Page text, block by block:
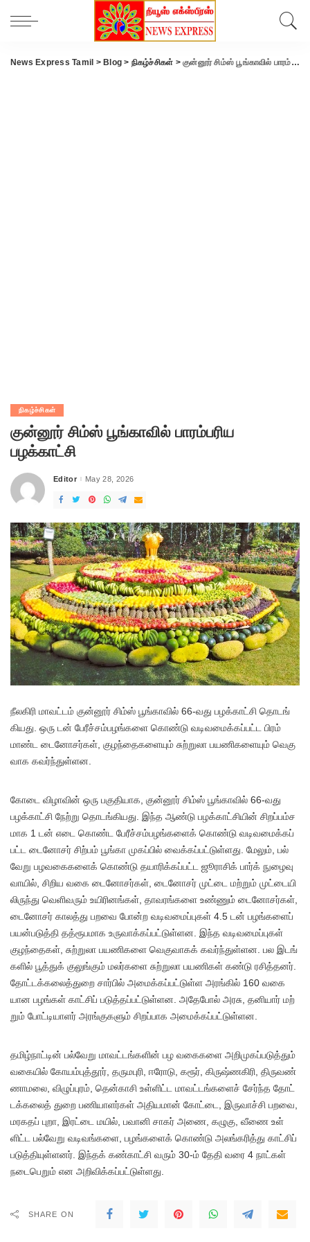
News Express Tamil > Blog > நிகழ்ச்சிகள் >குன்னூர் சிம்ஸ் பூங்காவில் பாரம்பரிய பழக்காட்சி
நிகழ்ச்சிகள்
குன்னூர் சிம்ஸ் பூங்காவில் பாரம்பரிய
பழக்காட்சி
Posted
Editor May 28, 2026
நீல​கிரி மாவட்​டம் குன்​னூர் சிம்ஸ் பூங்​கா​வில் 66-வது பழக்​​காட்சி தொடங்​
கியது. ஒரு டன் பேரீச்​சம்​பழங்​களை கொண்டு வடிவ​மைக்​கப்​பட்ட பிரம்​
மாண்ட டைனோசர்​கள், குழந்தைகளை​யும் சுற்​றுலா பயணி​களை​யும் வெகு​
வாக கவர்ந்துள்​ளன.
கோடை விழா​வின் ஒரு பகு​தி​யாக, குன்​னூர் சிம்ஸ் பூங்​கா​வில் 66-வது
பழக்​காட்சி நேற்று தொடங்​கியது. இந்த ஆண்டு பழக்​காட்​சி​யின் சிறப்​பம்​ச​
மாக 1 டன் எடை​ கொண்ட பேரீச்​சம்​பழங்​களைக் கொண்டு வடிவ​மைக்​கப்​
பட்ட டைனோசர் சிற்பம் பூங்கா முகப்​பில் வைக்​கப்​பட்​டுள்​ளது. மேலும், பல்​
வேறு பழவகைகளைக் கொண்டு தயாரிக்​கப்​பட்ட ஜூராசிக் பார்க் நுழைவு​
வா​யில், சிறிய வகை டைனோசர்​கள், டைனோசர் முட்டை மற்​றும் முட்​டையி​
லிருந்து வெளிவரும் உயிரினங்​கள், தாவரங்​களை உண்​ணும் டைனோசர்​கள்,
டைனோசர் காலத்து பறவை போன்ற வடிவ​மைப்​பு​கள் 4.5 டன் பழங்​களைப்
பயன்​படுத்தி தத்ரூபமாக உரு​வாக்​கப்​பட்​டுள்​ளன. இந்த வடிவ​மைப்​பு​கள்
குழந்​தைகள், சுற்​றுலா பயணி​களை வெகு​வாகக் கவர்ந்​துள்​ளன. பல இடங்​
களில் பூத்​துக் குலுங்​கும் மலர்​களை சுற்​றுலா பயணி​கள் கண்டு ரசித்​தனர்.
தோட்​டக்​கலைத்​துறை சார்​பில் அமைக்​கப்​பட்​டுள்ள அரங்​கில் 160 வகை​
யான பழங்​கள் காட்​சிப்​ படுத்​தப்​பட்​டுள்​ளன. அதே​போல் அரசு, தனி​யார் மற்​
றும் போட்​டி​யாளர் அரங்​கு​களும் சிறப்​பாக அமைக்​கப்​பட்​டுள்​ளன.
தமிழ்​நாட்​டின் பல்​வேறு மாவட்​டங்​களின் பழ வகைகளை அறி​முகப்​படுத்​தும்
வகை​யில் கோயம்​புத்​தூர், தரு​மபுரி, ஈரோடு, கரூர், கிருஷ்ணகிரி, திரு​வண்​
ணா​மலை, விழுப்​புரம், தென்​காசி உள்​ளிட்ட மாவட்​டங்​களைச் சேர்ந்த தோட்​
டக்​கலைத் துறை பணி​யாளர்​கள் அதி​ய​மான் கோட்​டை, இரு​வாச்சி பறவை,
மரகதப் புறா, இரட்டை மயில், பவானி​ சாகர் அணை, கழுகு, வீணை உள்​
ளிட்ட பல்​வேறு வடிவங்​களை, பழங்​களைக் கொண்டு அலங்​கரித்து காட்​சிப்​
படுத்​தி​யுள்​ளனர். இந்தக் கண்​காட்சி வரும் 30-ம் தேதி வரை 4 நாட்​கள்
நடை​பெறும் என அறிவிக்கப்பட்டுள்​ளது.
SHARE ON